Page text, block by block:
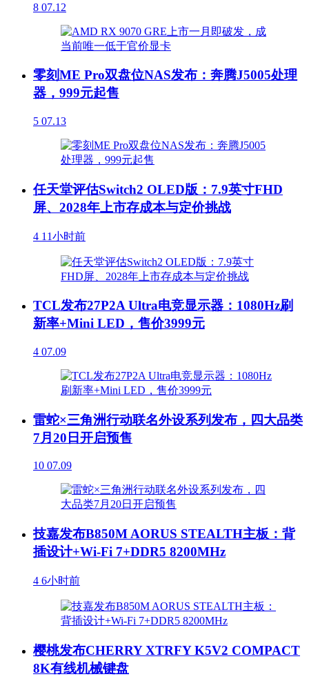
8 07.12
零刻ME Pro双盘位NAS发布：奔腾J5005处理
器，999元起售
5 07.13
任天堂评估Switch2 OLED版：7.9英寸FHD
屏、2028年上市存成本与定价挑战
4 11小时前
TCL发布27P2A Ultra电竞显示器：1080Hz刷
新率+Mini LED，售价3999元
4 07.09
雷蛇×三角洲行动联名外设系列发布，四大品类
7月20日开启预售
10 07.09
技嘉发布B850M AORUS STEALTH主板：背
插设计+Wi-Fi 7+DDR5 8200MHz
4 6小时前
樱桃发布CHERRY XTRFY K5V2 COMPACT
8K有线机械键盘